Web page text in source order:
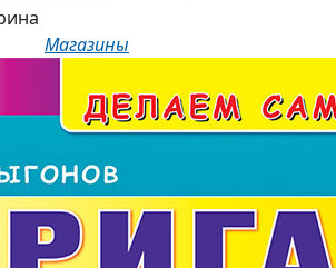
Магазины